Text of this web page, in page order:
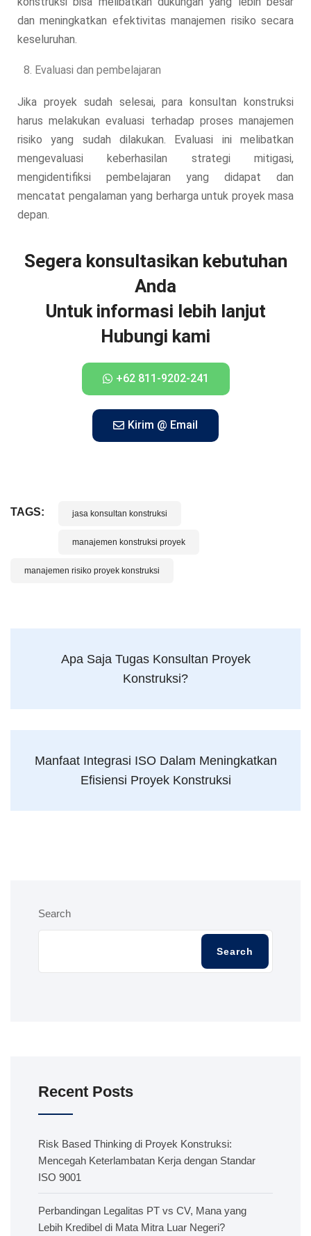
dan meningkatkan efektivitas manajemen risiko secara
keseluruhan.
Evaluasi dan pembelajaran
Jika proyek sudah selesai, para konsultan konstruksi
harus melakukan evaluasi terhadap proses manajemen
risiko yang sudah dilakukan. Evaluasi ini melibatkan
mengevaluasi keberhasilan strategi mitigasi,
mengidentifiksi pembelajaran yang didapat dan
mencatat pengalaman yang berharga untuk proyek masa
depan.
Segera konsultasikan kebutuhan
Anda
Untuk informasi lebih lanjut
Hubungi kami
+62 811-9202-241
Kirim @ Email
TAGS: jasa konsultan konstruksi
manajemen konstruksi proyek
manajemen risiko proyek konstruksi
Apa Saja Tugas Konsultan Proyek
Konstruksi?
Manfaat Integrasi ISO Dalam Meningkatkan
Efisiensi Proyek Konstruksi
Search
Search
Recent Posts
Risk Based Thinking di Proyek Konstruksi:
Mencegah Keterlambatan Kerja dengan Standar
ISO 9001
Perbandingan Legalitas PT vs CV, Mana yang
Lebih Kredibel di Mata Mitra Luar Negeri?